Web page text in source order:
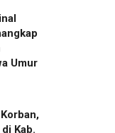
Umur
Kab.